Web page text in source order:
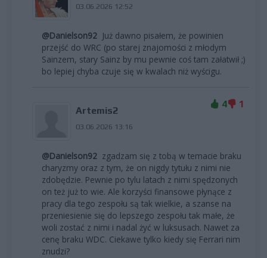
03.06.2026 12:52
@Danielson92 Już dawno pisałem, że powinien
przejść do WRC (po starej znajomości z młodym
Sainzem, stary Sainz by mu pewnie coś tam załatwił ;)
bo lepiej chyba czuje się w kwalach niż wyścigu.
Artemis2
03.06.2026 13:16
4 1
@Danielson92 zgadzam się z tobą w temacie braku
charyzmy oraz z tym, że on nigdy tytułu z nimi nie
zdobędzie. Pewnie po tylu latach z nimi spędzonych
on też już to wie. Ale korzyści finansowe płynące z
pracy dla tego zespołu są tak wielkie, a szanse na
przeniesienie się do lepszego zespołu tak małe, że
woli zostać z nimi i nadal żyć w luksusach. Nawet za
cenę braku WDC. Ciekawe tylko kiedy się Ferrari nim
znudzi?